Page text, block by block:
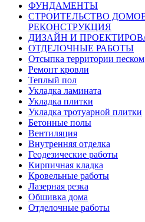
ФУНДАМЕНТЫ
СТРОИТЕЛЬСТВО
РЕКОНСТРУКЦИЯ
ДИЗАЙН И
ОТДЕЛОЧНЫЕ РАБОТЫ
Отсыпка территории песком
Ремонт кровли
Теплый пол
Укладка ламината
Укладка плитки
Укладка тротуарной плитки
Бетонные полы
Вентиляция
Внутренняя отделка
Геодезические работы
Кирпичная кладка
Кровельные работы
Лазерная резка
Обшивка дома
Отделочные работы